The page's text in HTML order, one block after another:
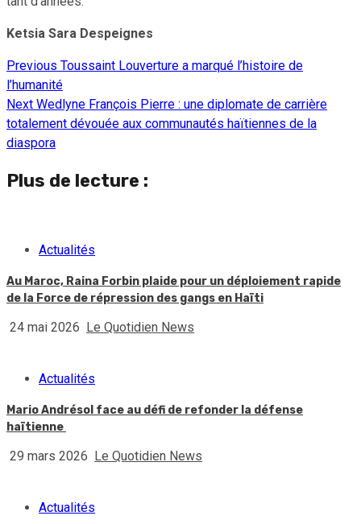
Ketsia Sara Despeignes
Continue
Reading
Previous Toussaint Louverture a marqué l’histoire de
l’humanité
Next Wedlyne François Pierre : une diplomate de carrière
totalement dévouée aux communautés haïtiennes de la
diaspora
Plus de lecture :
Actualités
Au Maroc, Raina Forbin plaide pour un déploiement rapide
de la Force de répression des gangs en Haïti
24 mai 2026 Le Quotidien News
Actualités
Mario Andrésol face au défi de refonder la défense
haïtienne
29 mars 2026 Le Quotidien News
Actualités